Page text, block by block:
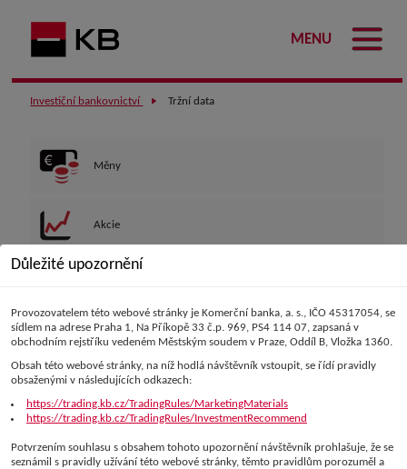
MENU
Investiční bankovnictví Tržní data
Měny
Akcie
Komodity
Úrokové sazby
Důležité upozornění
Provozovatelem této webové stránky je Komerční banka, a. s., IČO 45317054, se
sídlem na adrese Praha 1, Na Příkopě 33 č.p. 969, PS4 114 07, zapsaná v
obchodním rejstříku vedeném Městským soudem v Praze, Oddíl B, Vložka 1360.
Obsah této webové stránky, na níž hodlá návštěvník vstoupit, se řídí pravidly
obsaženými v následujících odkazech:
https://trading.kb.cz/TradingRules/MarketingMaterials
https://trading.kb.cz/TradingRules/InvestmentRecommend
Potvrzením souhlasu s obsahem tohoto upozornění návštěvník prohlašuje, že se
seznámil s pravidly užívání této webové stránky, těmto pravidlům porozuměl a